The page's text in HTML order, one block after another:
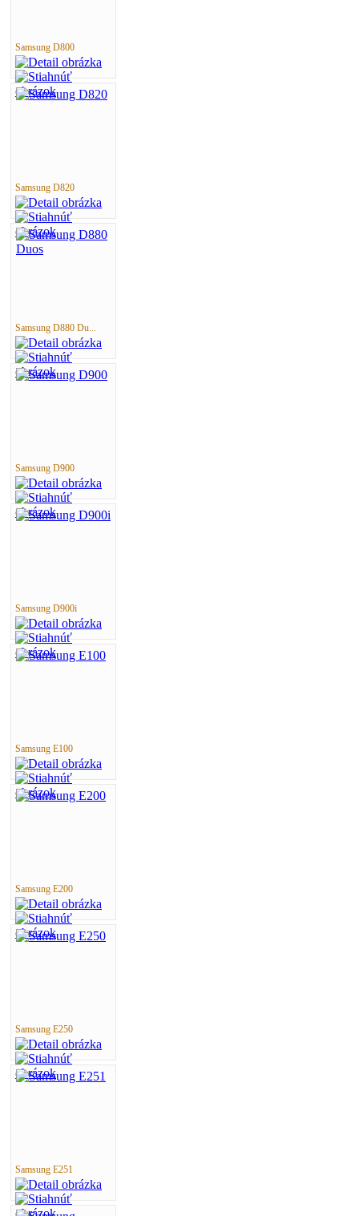
Samsung D800
Samsung D820
Samsung D880 Du...
Samsung D900
Samsung D900i
Samsung E100
Samsung E200
Samsung E250
Samsung E251